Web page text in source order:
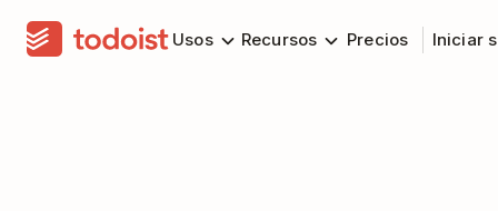
Usos Recursos Precios Iniciar